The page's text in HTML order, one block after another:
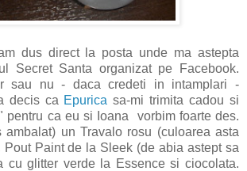
dus direct la posta unde ma astepta
Secret Santa organizat pe Facebook.
sau nu - daca credeti in intamplari -
decis ca Epurica sa-mi trimita cadou si
pentru ca eu si Ioana vorbim foarte des.
ambalat) un Travalo rosu (culoarea asta
Paint de la Sleek (de abia astept sa
cu glitter verde la Essence si ciocolata.